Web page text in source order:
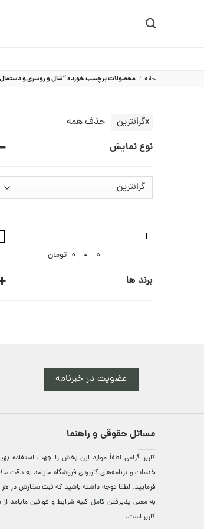
خانه / محصولات برچسب خورده “شال و روسری و دستمال
xگرانترین حذف همه
نوع نمایش
تومان -
برند ها
ARMANI JUNIOR
GIORGIO ARMANI
عضویت در خبرنامه
مسائل حقوقی و راهنما
کاربر گرامی لطفاً موارد این بخش را جهت استفاده
خدمات و برنامه‌‏های کاربردی فروشگاه مایامد به دقت
فرمایید. لطفا توجه داشته باشید که ثبت سفارش در هر
به معنی پذیرفتن کامل کلیه شرایط و قوانین مایامد
کاربر است.